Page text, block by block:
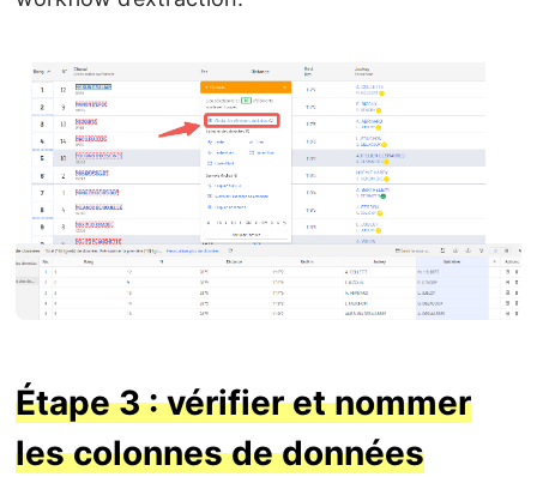
Étape 3 : vérifier et nommer
les colonnes de données